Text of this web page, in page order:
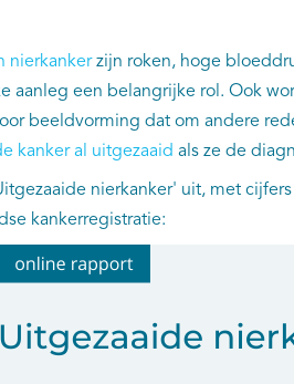
nierkankerzijn roken, hoge
aanleg een belangrijke rol. Ook
beeldvorming dat om andere
kanker al uitgezaaid als ze de
nierkanker' uit, met cijfers
kankerregistratie: